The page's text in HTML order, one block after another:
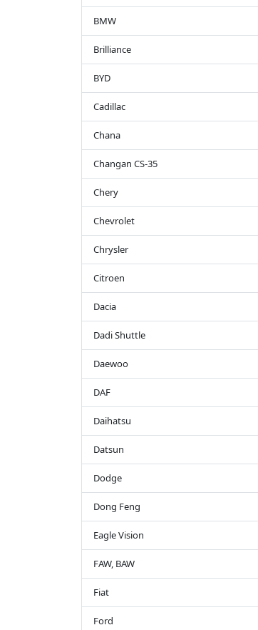
BMW
Brilliance
BYD
Cadillac
Chana
Changan CS-35
Chery
Chevrolet
Chrysler
Citroen
Dacia
Dadi Shuttle
Daewoo
DAF
Daihatsu
Datsun
Dodge
Dong Feng
Eagle Vision
FAW, BAW
Fiat
Ford